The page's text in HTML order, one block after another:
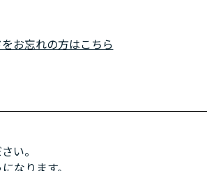
お忘れの方はこちら
い。
なります。